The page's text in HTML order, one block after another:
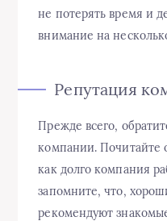
не потерять время и
внимание на
Репутация
Прежде всего,
компании. Почитайте
как долго компания
запомните, что,
рекомендуют